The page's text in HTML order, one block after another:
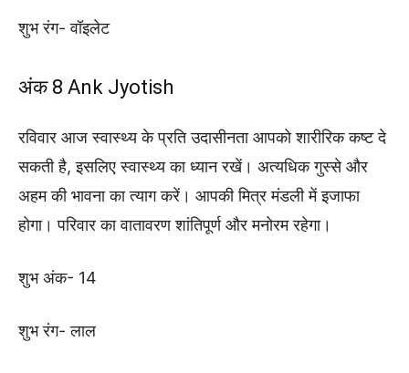
शुभ रंग- वॉइलेट
अंक 8 Ank Jyotish
रविवार आज स्वास्थ्य के प्रति उदासीनता आपको शारीरिक कष्ट दे
सकती है, इसलिए स्वास्थ्य का ध्यान रखें। अत्यधिक गुस्से और
अहम की भावना का त्याग करें। आपकी मित्र मंडली में इजाफा
होगा। परिवार का वातावरण शांतिपूर्ण और मनोरम रहेगा।
शुभ अंक- 14
शुभ रंग- लाल